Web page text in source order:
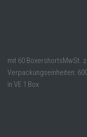
mit 60 BoxershortsMwSt.
Verpackungseinheiten:
in VE 1 Box